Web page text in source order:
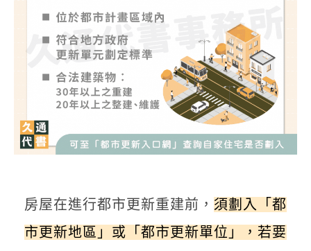
房屋在進行都市更新重建前， 須劃入「都
市更新地區」或「都市更新單位」，若要